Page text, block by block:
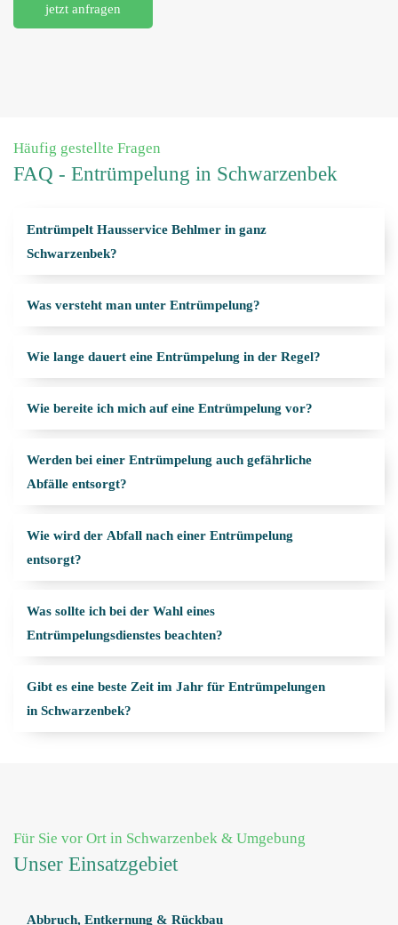
jetzt anfragen
Häufig gestellte Fragen
FAQ - Entrümpelung in Schwarzenbek
Entrümpelt Hausservice Behlmer in ganz
Schwarzenbek?
Was versteht man unter Entrümpelung?
Wie lange dauert eine Entrümpelung in der Regel?
Wie bereite ich mich auf eine Entrümpelung vor?
Werden bei einer Entrümpelung auch gefährliche
Abfälle entsorgt?
Wie wird der Abfall nach einer Entrümpelung
entsorgt?
Was sollte ich bei der Wahl eines
Entrümpelungsdienstes beachten?
Gibt es eine beste Zeit im Jahr für Entrümpelungen
in Schwarzenbek?
Für Sie vor Ort in Schwarzenbek & Umgebung
Unser Einsatzgebiet
Abbruch, Entkernung & Rückbau